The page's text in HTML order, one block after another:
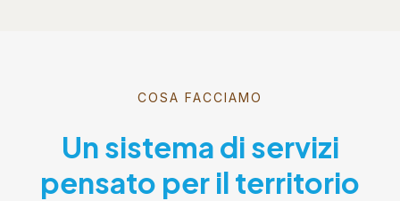
COSA FACCIAMO
Un sistema di servizi
pensato per il territorio